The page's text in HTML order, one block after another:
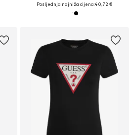
Posljednja najniža cijena:40,72 €